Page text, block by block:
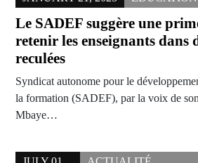
Le SADEF suggère une
retenir les enseignants dans
reculées
Syndicat autonome pour le
la formation (SADEF), par la voix de
Mbaye…